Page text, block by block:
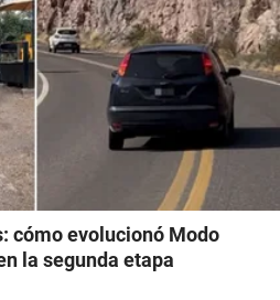
cómo evolucionó Modo
la segunda etapa